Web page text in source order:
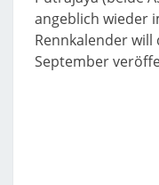
angeblich wieder
Rennkalender will
September